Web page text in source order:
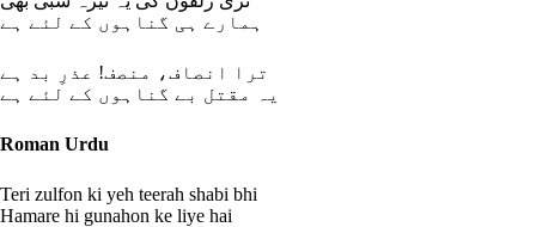
ہمارے ہی گناہوں کے لئے ہے
ترا انصاف، منصف! عذرِ بد ہے
یہ مقتل بے گناہوں کے لئے ہے
Roman Urdu
Teri zulfon ki yeh teerah shabi bhi
Hamare hi gunahon ke liye hai